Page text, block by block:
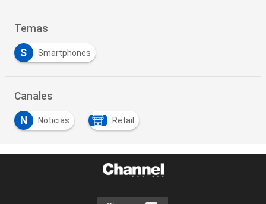
Temas
S Smartphones
Canales
N Noticias Retail